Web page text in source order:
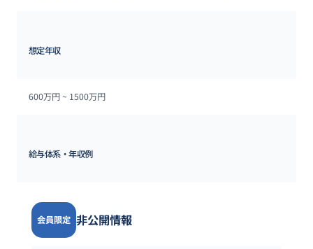
想定年収
600万円 ~ 1500万円
給与体系・年収例
会員限定 非公開情報